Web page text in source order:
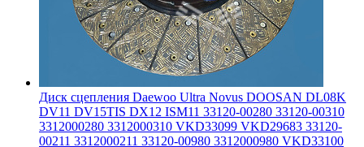
Диск сцепления Daewoo Ultra Novus DOOSAN DL08K
DV11 DV15TIS DX12 ISM11 33120-00280 33120-00310
3312000280 3312000310 VKD33099 VKD29683 33120-
00211 3312000211 33120-00980 3312000980 VKD33100